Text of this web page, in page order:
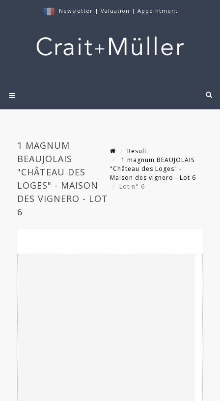
Newsletter | Valuation | Appointment
1 MAGNUM
BEAUJOLAIS
"CHÂTEAU DES
LOGES" - MAISON
DES VIGNERO - LOT
6
Result
1 magnum BEAUJOLAIS
"Château des Loges" -
Maison des vignero - Lot 6
Lot n° 6